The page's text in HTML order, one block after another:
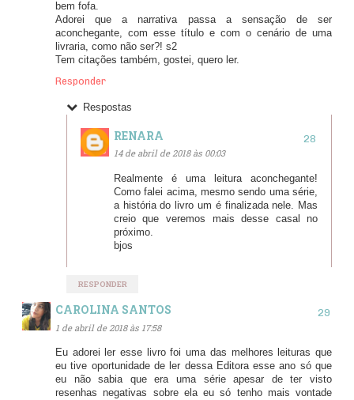
bem fofa.
Adorei que a narrativa passa a sensação de ser
aconchegante, com esse título e com o cenário de uma
livraria, como não ser?! s2
Tem citações também, gostei, quero ler.
Responder
Respostas
RENARA
14 de abril de 2018 às 00:03
Realmente é uma leitura aconchegante!
Como falei acima, mesmo sendo uma série,
a história do livro um é finalizada nele. Mas
creio que veremos mais desse casal no
próximo.
bjos
RESPONDER
CAROLINA SANTOS
1 de abril de 2018 às 17:58
Eu adorei ler esse livro foi uma das melhores leituras que
eu tive oportunidade de ler dessa Editora esse ano só que
eu não sabia que era uma série apesar de ter visto
resenhas negativas sobre ela eu só tenho mais vontade